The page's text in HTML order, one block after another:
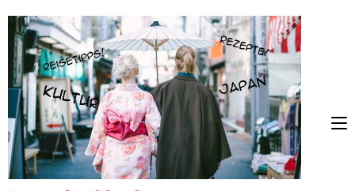
content
(Press
Enter)